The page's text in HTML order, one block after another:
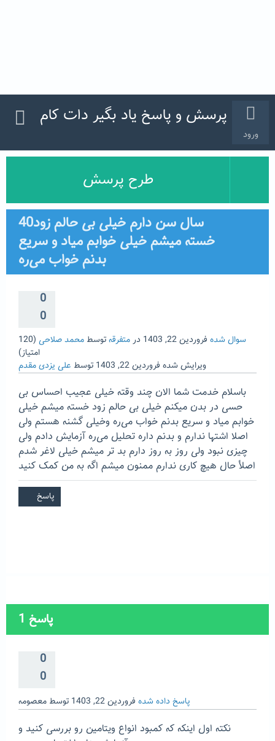
ورود
پرسش و پاسخ یاد بگیر دات کام
طرح پرسش
40سال سن دارم خیلی بی حالم زود
خسته میشم خیلی خوابم میاد و سریع
بدنم خواب می‌ره
0
0
سوال شده فروردین 22, 1403 درمتفرقهتوسط محمد صلاحی (
120
امتیاز)
ویرایش شده فروردین 22, 1403 توسط علی یزدی مقدم
باسلام خدمت شما الان چند وقته خیلی عجیب احساس بی
حسی در بدن میکنم خیلی بی حالم زود خسته میشم خیلی
خوابم میاد و سریع بدنم خواب می‌ره وخیلی گشنه هستم ولی
اصلا اشتها ندارم و بدنم داره تحلیل می‌ره آزمایش دادم ولی
چیزی نبود ولی روز به روز دارم بد تر میشم خیلی لاغر شدم
اصلأ حال هیچ کاری ندارم ممنون میشم اگه به من کمک کنید
1 پاسخ
0
0
پاسخ داده شده فروردین 22, 1403 توسط معصومه
نکته اول اینکه که کمبود انواع ویتامین رو بررسی کنید و